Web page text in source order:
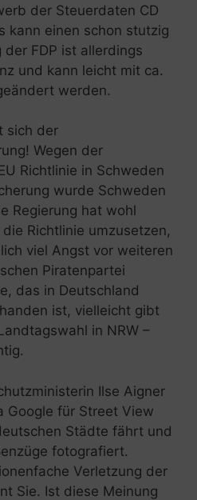
der Steuerdaten CD
kann einen schon stutzig
FDP ist allerdings
und kann leicht mit ca.
werden.
sich der
Wegen der
Richtlinie in Schweden
wurde Schweden
Regierung hat wohl
Richtlinie umzusetzen,
viel Angst vor weiteren
Piratenpartei
das in Deutschland
ist, vielleicht gibt
in NRW –
Ilse Aigner
Google für Street View
Städte fährt und
fotografiert.
Verletzung der
Sie. Ist diese Meinung